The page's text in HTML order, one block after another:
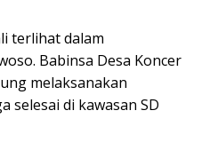
terlihat dalam
Babinsa Desa Koncer
melaksanakan
selesai di kawasan SD